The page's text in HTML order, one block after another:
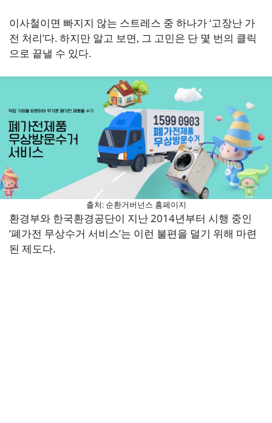
이사철이면 빠지지 않는 스트레스 중 하나가 ‘고장난 가
전 처리’다. 하지만 알고 보면, 그 고민은 단 몇 번의 클릭
으로 끝낼 수 있다.
출처: 순환거버넌스 홈페이지
환경부와 한국환경공단이 지난 2014년부터 시행 중인
‘폐가전 무상수거 서비스’는 이런 불편을 덜기 위해 마련
된 제도다.